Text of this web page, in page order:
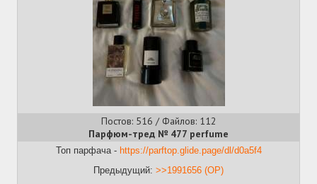
Постов: 516 / Файлов: 112
Парфюм-тред № 477 perfume
Топ парфача - https://parftop.glide.page/dl/d0a5f4
Предыдущий: >>1991656 (OP)